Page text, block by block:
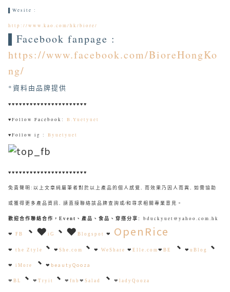
▌Wesite :
http://www.kao.com/hk/biore/
▌Facebook fanpage :
https://www.facebook.com/BioreHongKo
ng/
*資料由品牌提供
♥♥♥♥♥♥♥♥♥♥♥♥♥♥♥♥♥♥♥♥♥♥
♥Follow Facebook: B.Yuetyuet
♥Follow ig : Byuetyuet
♥♥♥♥♥♥♥♥♥♥♥♥♥♥♥♥♥♥♥♥♥♥
免責聲明:以上文章純屬筆者對於以上產品的個人感覺, 而效果乃因人而異, 如需協助
或獲得更多產品資訊, 請直接聯絡該品牌查詢或∕和尋求相關專業意見。
歡迎合作聯絡合作，Event、產品、食品、穿搭分享 : bduckyuet@yahoo.com.hk
❤ FB 、 ❤ iG 、 ❤ Blogspot ❤ OpenRice
❤ the Ztyle 、 ❤ She.com 、 ❤ WeShare ❤ Elle.com ❤ BE 、 ❤ uBlog 、
❤ iMore 、 ❤ beautyQooza
❤ BL 、 ❤ Tryit 、 ❤ fnb ❤ Salad 、 ❤ ladyQooza